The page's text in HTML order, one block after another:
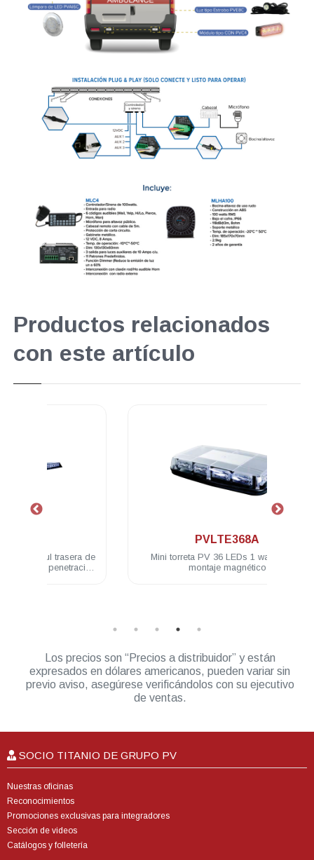
Productos relacionados
con este artículo
Mini torreta PV 36 LEDs 1 watt Ámbar
montaje magnético
Los precios son “Precios a distribuidor” y están
expresados en dólares americanos, pueden variar sin
previo aviso, asegúrese verificándolos con su ejecutivo
de ventas.
SOCIO TITANIO DE GRUPO PV
Nuestras oficinas
Reconocimientos
Promociones exclusivas para integradores
Sección de videos
Catálogos y folletería